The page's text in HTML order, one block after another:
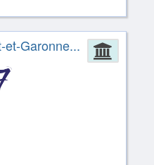
et-Garonne...